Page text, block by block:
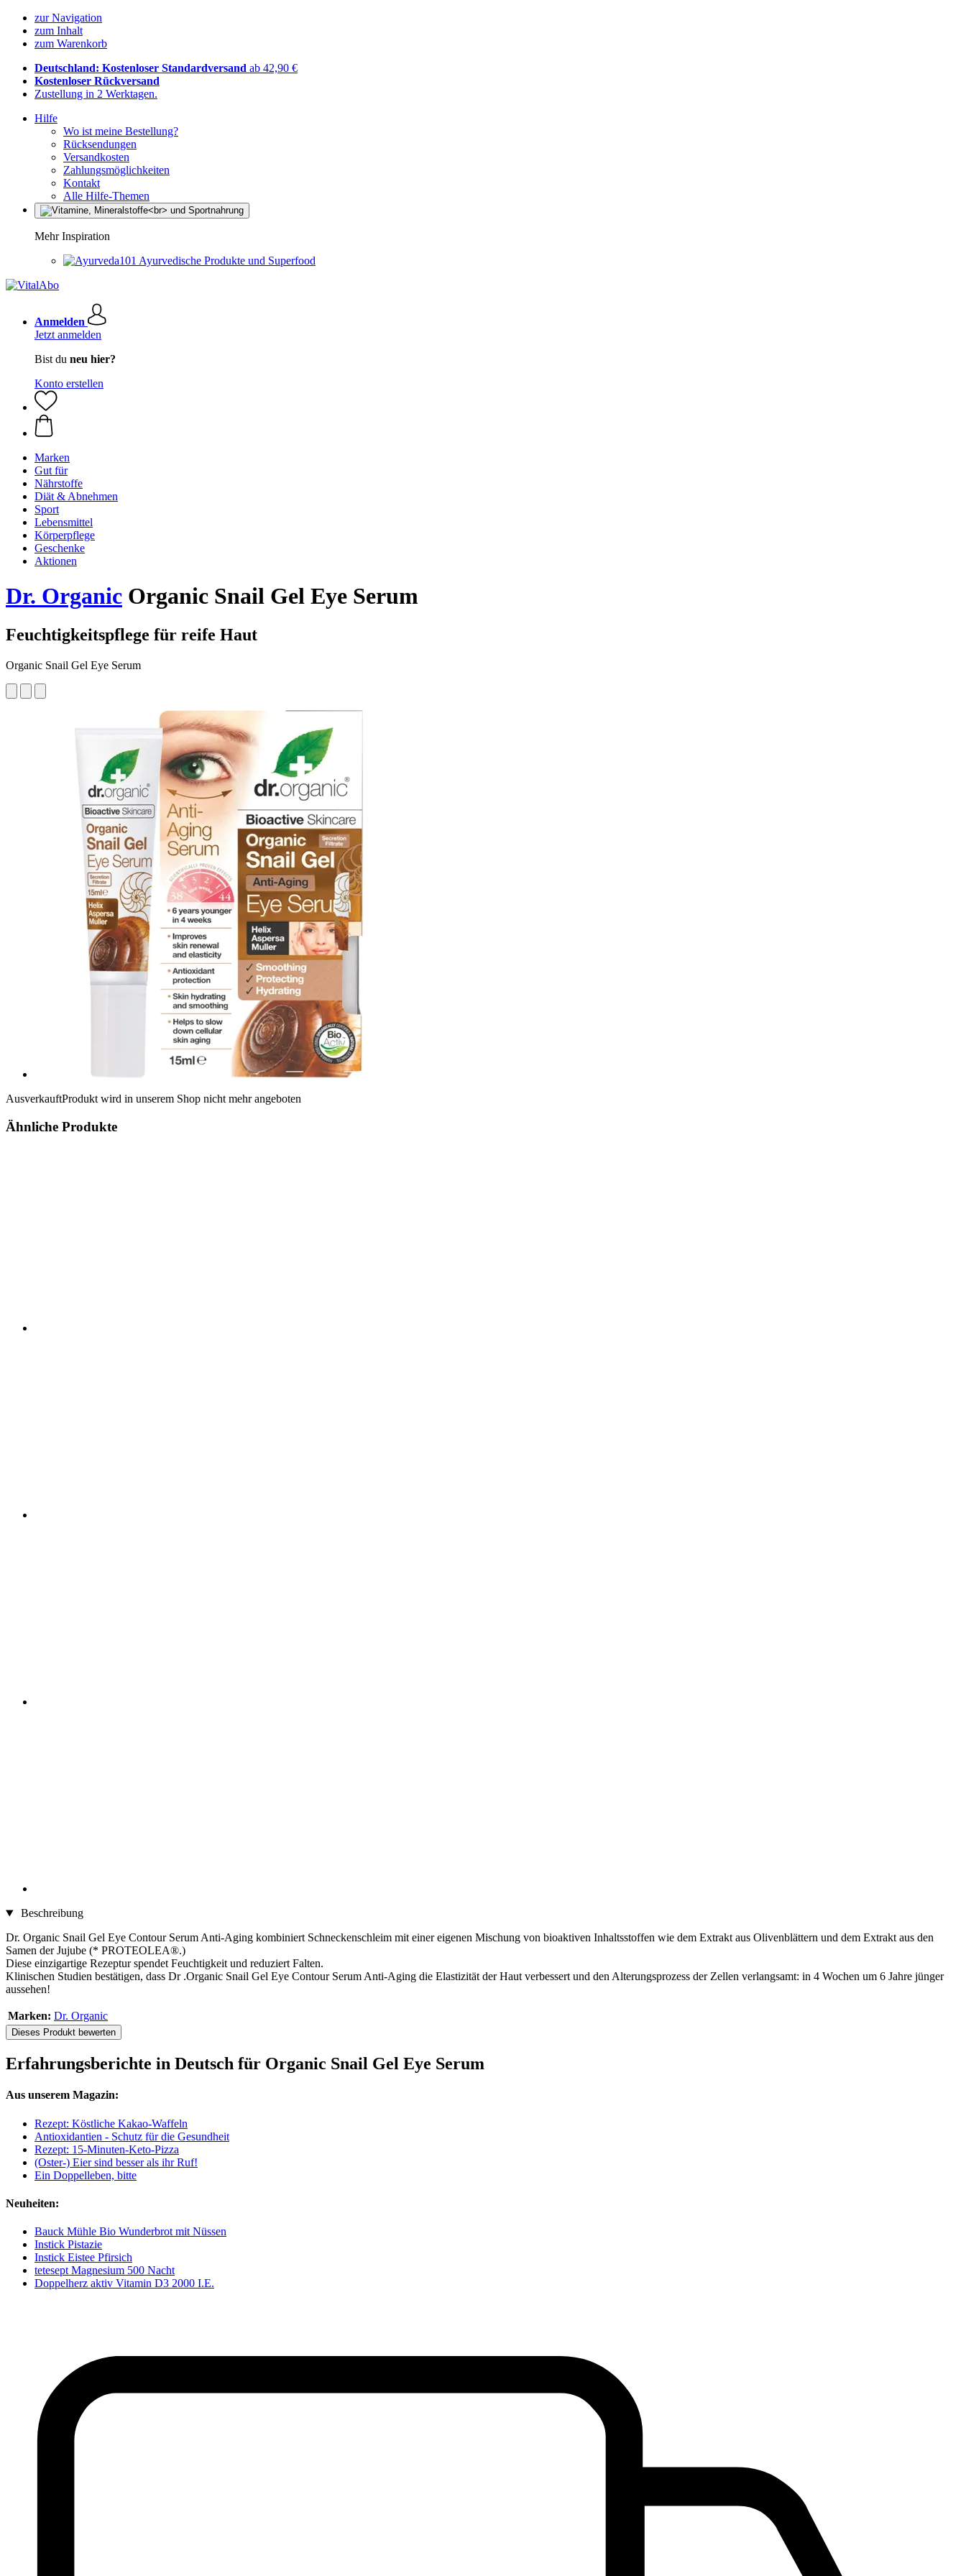
zur Navigation
zum Inhalt
zum Warenkorb
Deutschland: Kostenloser Standardversand ab 42,90 €
Kostenloser Rückversand
Zustellung in 2 Werktagen.
Hilfe
Wo ist meine Bestellung?
Rücksendungen
Versandkosten
Zahlungsmöglichkeiten
Kontakt
Alle Hilfe-Themen
Mehr Inspiration
Ayurvedische Produkte und Superfood
Anmelden
Jetzt anmelden
Bist du neu hier?
Konto erstellen
Marken
Gut für
Nährstoffe
Diät & Abnehmen
Sport
Lebensmittel
Körperpflege
Geschenke
Aktionen
Dr. Organic Organic Snail Gel Eye Serum
Feuchtigkeitspflege für reife Haut
Organic Snail Gel Eye Serum
AusverkauftProdukt wird in unserem Shop nicht mehr angeboten
Ähnliche Produkte
Beschreibung
Dr. Organic Snail Gel Eye Contour Serum Anti-Aging kombiniert Schneckenschleim mit einer eigenen Mischung von bioaktiven Inhaltsstoffen wie dem Extrakt aus Olivenblättern und dem Extrakt aus den
Samen der Jujube (* PROTEOLEA®.)
Diese einzigartige Rezeptur spendet Feuchtigkeit und reduziert Falten.
Klinischen Studien bestätigen, dass Dr .Organic Snail Gel Eye Contour Serum Anti-Aging die Elastizität der Haut verbessert und den Alterungsprozess der Zellen verlangsamt: in 4 Wochen um 6 Jahre jünger
aussehen!
Marken: Dr. Organic
Dieses Produkt bewerten
Erfahrungsberichte in Deutsch für Organic Snail Gel Eye Serum
Aus unserem Magazin:
Rezept: Köstliche Kakao-Waffeln
Antioxidantien - Schutz für die Gesundheit
Rezept: 15-Minuten-Keto-Pizza
(Oster-) Eier sind besser als ihr Ruf!
Ein Doppelleben, bitte
Neuheiten:
Bauck Mühle Bio Wunderbrot mit Nüssen
Instick Pistazie
Instick Eistee Pfirsich
tetesept Magnesium 500 Nacht
Doppelherz aktiv Vitamin D3 2000 I.E.